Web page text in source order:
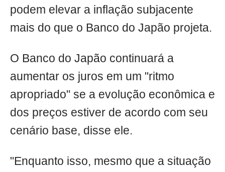
podem elevar a inflação subjacente
mais do que o Banco do Japão projeta.
O Banco do Japão continuará a
aumentar os juros em um "ritmo
apropriado" se a evolução econômica e
dos preços estiver de acordo com seu
cenário base, disse ele.
"Enquanto isso, mesmo que a situação